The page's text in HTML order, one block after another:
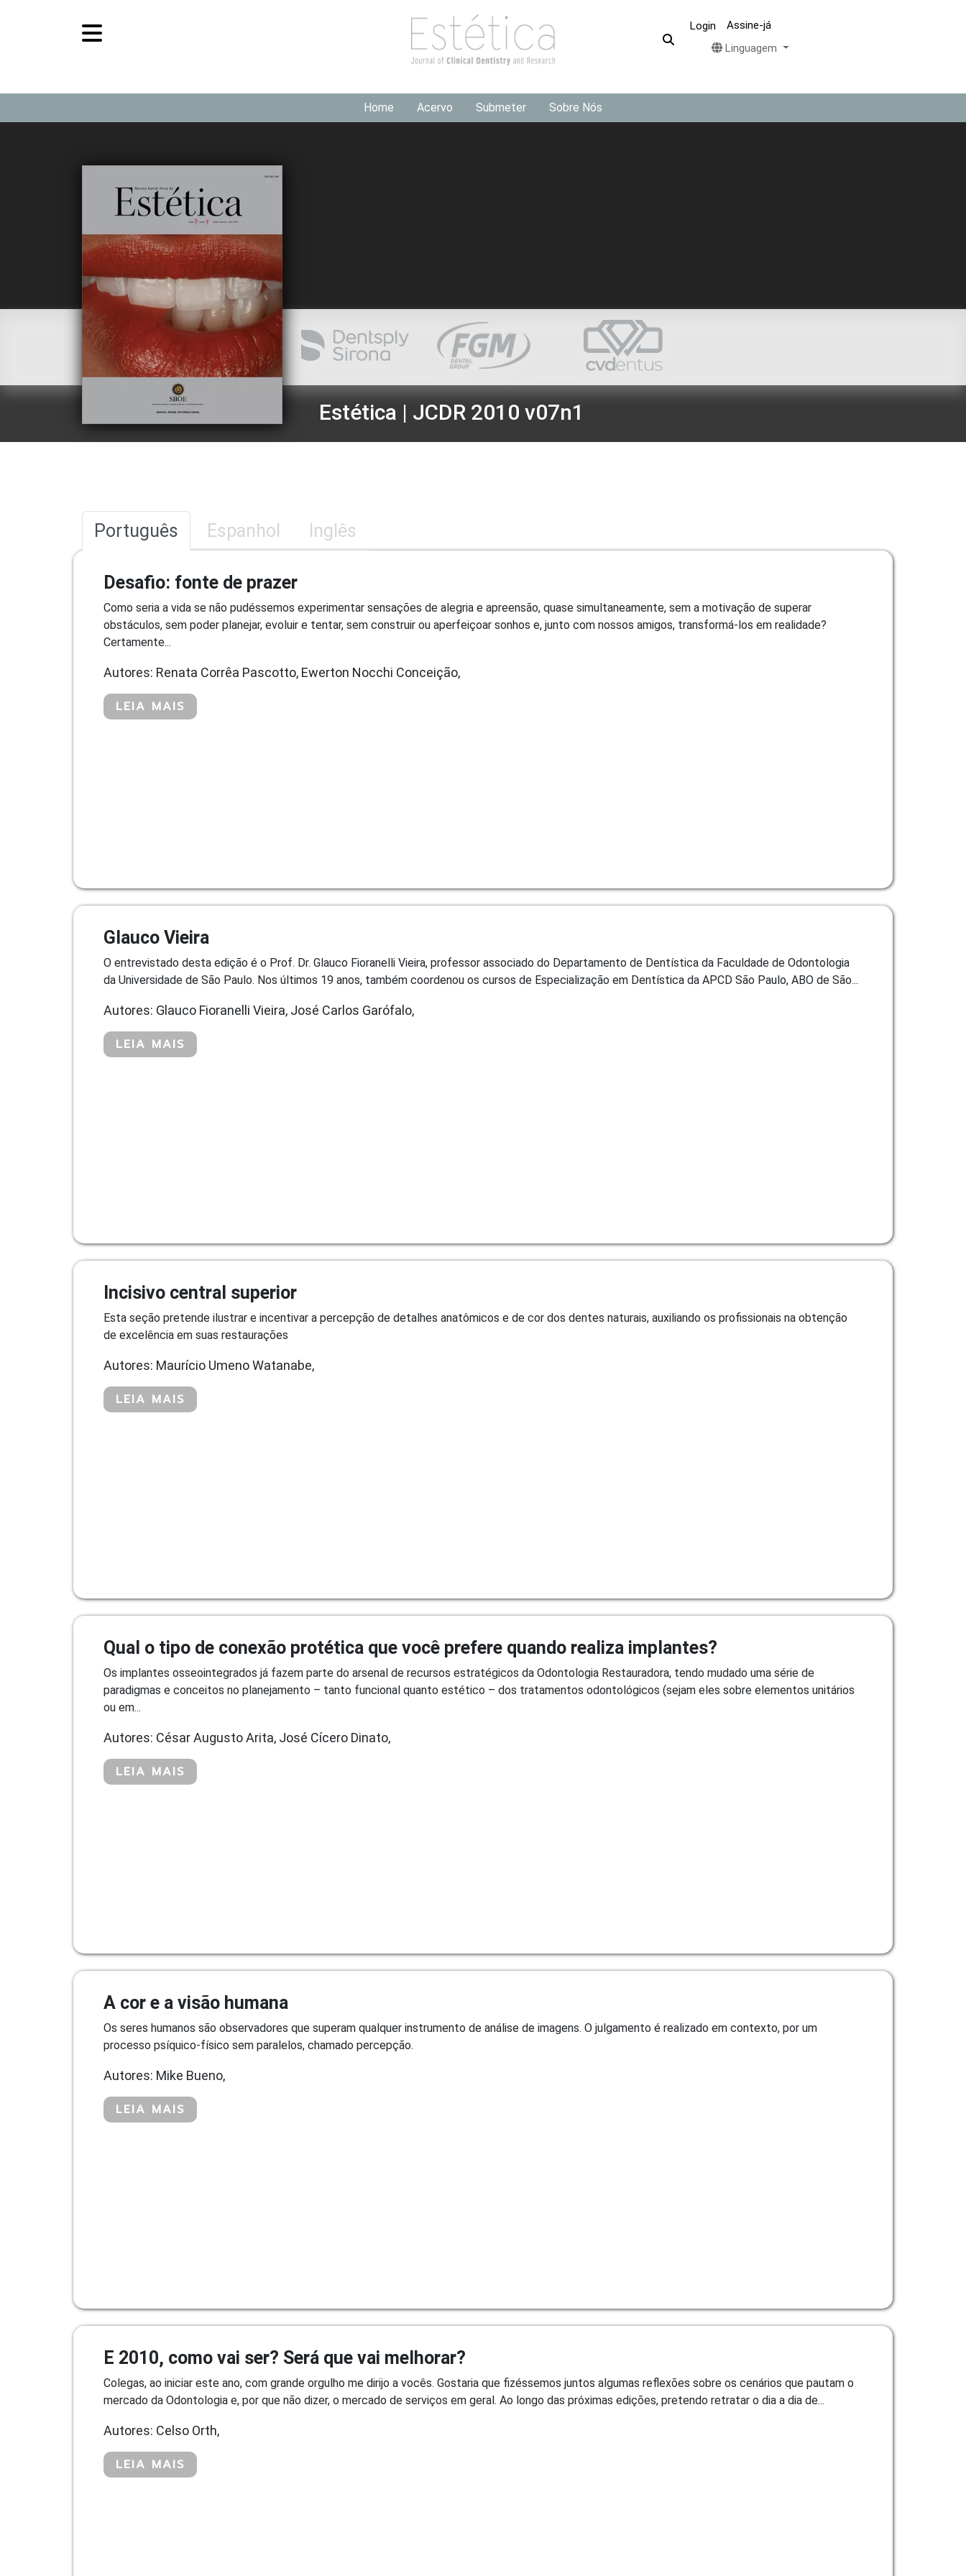
Login
Assine-já
Linguagem
Home Acervo Submeter Sobre Nós
Estética | JCDR 2010 v07n1
Português Espanhol Inglês
Desafio: fonte de prazer
Como seria a vida se não pudéssemos experimentar sensações de alegria e apreensão, quase simultaneamente, sem a motivação de superar
obstáculos, sem poder planejar, evoluir e tentar, sem construir ou aperfeiçoar sonhos e, junto com nossos amigos, transformá-los em realidade?
Certamente...
Autores: Renata Corrêa Pascotto, Ewerton Nocchi Conceição,
LEIA MAIS
Glauco Vieira
O entrevistado desta edição é o Prof. Dr. Glauco Fioranelli Vieira, professor associado do Departamento de Dentística da Faculdade de Odontologia
da Universidade de São Paulo. Nos últimos 19 anos, também coordenou os cursos de Especialização em Dentística da APCD São Paulo, ABO de São...
Autores: Glauco Fioranelli Vieira, José Carlos Garófalo,
LEIA MAIS
Incisivo central superior
Esta seção pretende ilustrar e incentivar a percepção de detalhes anatômicos e de cor dos dentes naturais, auxiliando os profissionais na obtenção
de excelência em suas restaurações
Autores: Maurício Umeno Watanabe,
LEIA MAIS
Qual o tipo de conexão protética que você prefere quando realiza implantes?
Os implantes osseointegrados já fazem parte do arsenal de recursos estratégicos da Odontologia Restauradora, tendo mudado uma série de
paradigmas e conceitos no planejamento – tanto funcional quanto estético – dos tratamentos odontológicos (sejam eles sobre elementos unitários
ou em...
Autores: César Augusto Arita, José Cícero Dinato,
LEIA MAIS
A cor e a visão humana
Os seres humanos são observadores que superam qualquer instrumento de análise de imagens. O julgamento é realizado em contexto, por um
processo psíquico-físico sem paralelos, chamado percepção.
Autores: Mike Bueno,
LEIA MAIS
E 2010, como vai ser? Será que vai melhorar?
Colegas, ao iniciar este ano, com grande orgulho me dirijo a vocês. Gostaria que fizéssemos juntos algumas reflexões sobre os cenários que pautam o
mercado da Odontologia e, por que não dizer, o mercado de serviços em geral. Ao longo das próximas edições, pretendo retratar o dia a dia de...
Autores: Celso Orth,
LEIA MAIS